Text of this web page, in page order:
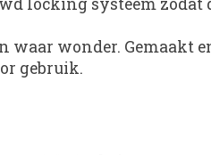
waar wonder. Gemaakt
gebruik.